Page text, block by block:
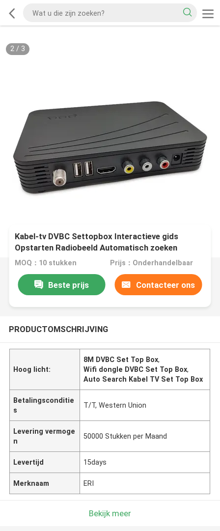
2/ 3
Kabel-tv DVBC Settopbox Interactieve gids
Opstarten Radiobeeld Automatisch zoeken
MOQ：10 stukken Prijs：Onderhandelbaar
Beste prijs Contacteer ons
PRODUCTOMSCHRIJVING
Hoog licht:
8M DVBC Set Top Box,
Wifi dongle DVBC Set Top Box,
Auto Search Kabel TV Set Top Box
Betalingsconditie
s
T/T, Western Union
Levering vermoge
n
50000 Stukken per Maand
Levertijd 15days
Merknaam ERI
Bekijk meer